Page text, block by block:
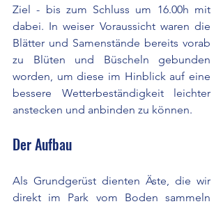
Ziel - bis zum Schluss um 16.00h mit
dabei. In weiser Voraussicht waren die
Blätter und Samenstände bereits vorab
zu Blüten und Büscheln gebunden
worden, um diese im Hinblick auf eine
bessere Wetterbeständigkeit leichter
anstecken und anbinden zu können.
Der Aufbau
Als Grundgerüst dienten Äste, die wir
direkt im Park vom Boden sammeln